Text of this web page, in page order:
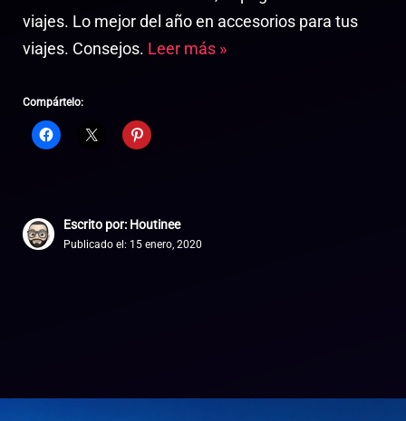
viajes. Lo mejor del año en accesorios para tus
viajes. Consejos. Leer más »
Compártelo:
Escrito por: Houtinee
Publicado el: 15 enero, 2020